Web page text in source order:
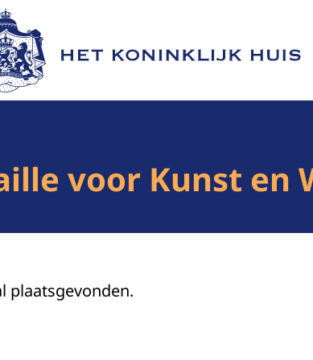
de homepage van Het Koninklijk Huis
voor Kunst en
plaatsgevonden.